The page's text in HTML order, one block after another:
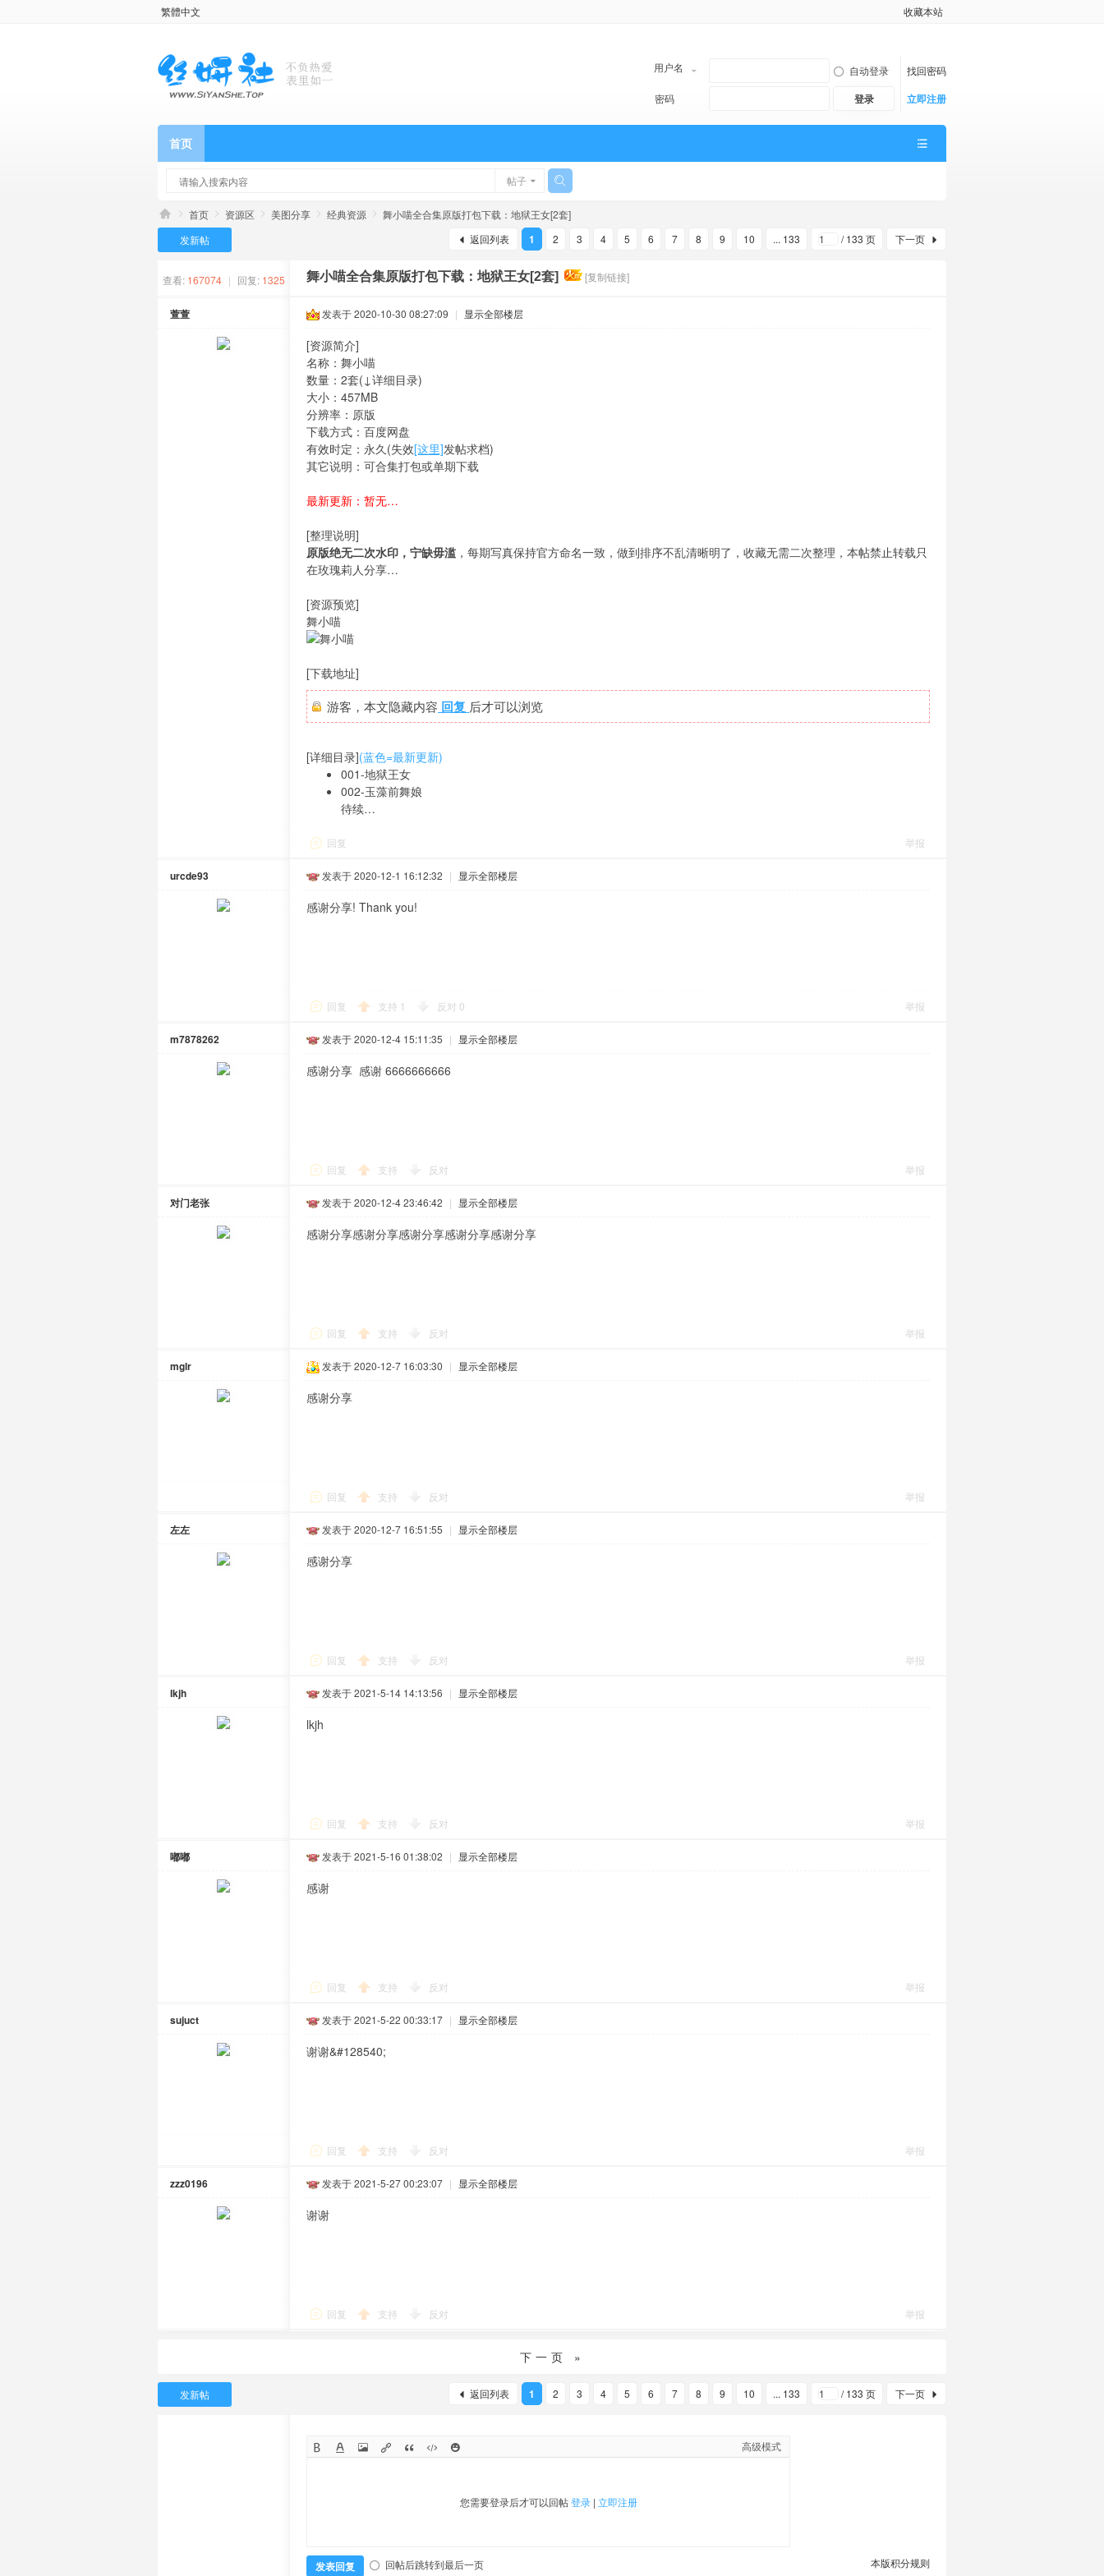
繁體中文 收藏本站
用户名 自动登录
找回密码
密码
登录 立即注册
首页
帖子
首页 资源区 美图分享 经典资源 舞小喵全合集原版打包下载：地狱王女[2套]
1 2 3 4 5 6 7 8 9 10 ... 133 / 133 页 下一页
返回列表
发新帖
查看: 167074 | 回复: 1325 舞小喵全合集原版打包下载：地狱王女[2套] [复制链接]
萱萱 发表于 2020-10-30 08:27:09 | 显示全部楼层
[资源简介]
名称：舞小喵
数量：2套(↓详细目录)
大小：457MB
分辨率：原版
下载方式：百度网盘
有效时定：永久(失效[这里]发帖求档)
其它说明：可合集打包或单期下载
最新更新：暂无…
[整理说明]
原版绝无二次水印，宁缺毋滥 ，每期写真保持官方命名一致，做到排序不乱清晰明了，收藏无需二次整理，本帖禁止转载只
在玫瑰莉人分享…
[资源预览]
舞小喵
[下载地址]
游客，本文隐藏内容 回复 后才可以浏览
[详细目录](蓝色=最新更新)
001-地狱王女
002-玉藻前舞娘
待续…
回复 举报
urcde93 发表于 2020-12-1 16:12:32 | 显示全部楼层
感谢分享! Thank you!
回复 支持 1 反对 0 举报
m7878262 发表于 2020-12-4 15:11:35 | 显示全部楼层
感谢分享 感谢 6666666666
回复 支持 反对 举报
对门老张 发表于 2020-12-4 23:46:42 | 显示全部楼层
感谢分享感谢分享感谢分享感谢分享感谢分享
回复 支持 反对 举报
mglr 发表于 2020-12-7 16:03:30 | 显示全部楼层
感谢分享
回复 支持 反对 举报
左左 发表于 2020-12-7 16:51:55 | 显示全部楼层
感谢分享
回复 支持 反对 举报
lkjh 发表于 2021-5-14 14:13:56 | 显示全部楼层
lkjh
回复 支持 反对 举报
嘟嘟 发表于 2021-5-16 01:38:02 | 显示全部楼层
感谢
回复 支持 反对 举报
sujuct 发表于 2021-5-22 00:33:17 | 显示全部楼层
谢谢&#128540;
回复 支持 反对 举报
zzz0196 发表于 2021-5-27 00:23:07 | 显示全部楼层
谢谢
回复 支持 反对 举报
下一页 »
1 2 3 4 5 6 7 8 9 10 ... 133 / 133 页 下一页
返回列表
发新帖
高级模式
您需要登录后才可以回帖登录| 立即注册
本版积分规则
发表回复 回帖后跳转到最后一页